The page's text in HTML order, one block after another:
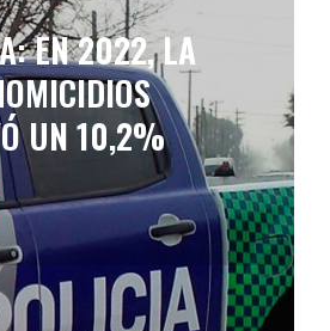
QUE
FUERON
POR FUERZAS
EN 2022